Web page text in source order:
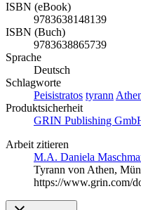
ISBN (eBook)
9783638148139
ISBN (Buch)
9783638865739
Sprache
Deutsch
Schlagworte
Peisistratos tyrann
Produktsicherheit
GRIN Publishing
Arbeit zitieren
M.A. Daniela
Tyrann von Athen,
https://www.grin.com/